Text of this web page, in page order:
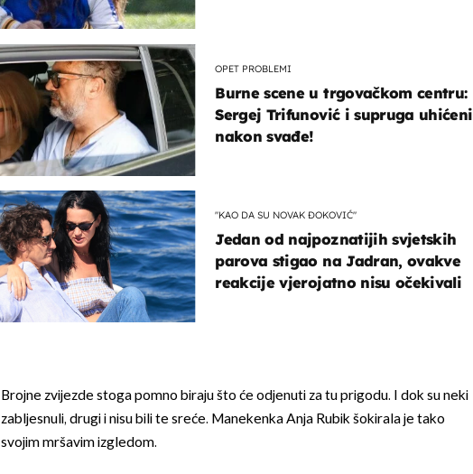
OPET PROBLEMI
Burne scene u trgovačkom centru:
Sergej Trifunović i supruga uhićeni
nakon svađe!
"KAO DA SU NOVAK ĐOKOVIĆ"
Jedan od najpoznatijih svjetskih
parova stigao na Jadran, ovakve
reakcije vjerojatno nisu očekivali
Brojne zvijezde stoga pomno biraju što će odjenuti za tu prigodu. I dok su neki
zabljesnuli, drugi i nisu bili te sreće. Manekenka Anja Rubik šokirala je tako
svojim mršavim izgledom.